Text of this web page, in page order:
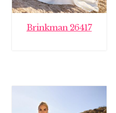
Brinkman 26417